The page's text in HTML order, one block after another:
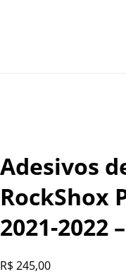
Adesivos
RockShox
2021-2022
R$ 245,00